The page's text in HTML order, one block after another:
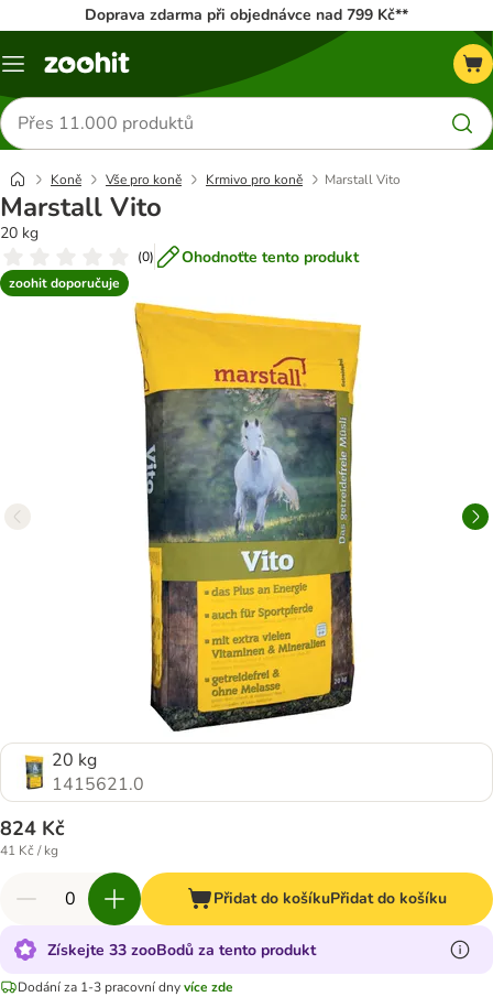
Doprava zdarma při objednávce nad 799 Kč**
Menu
Hledat
produkty
Koně Vše pro koně Krmivo pro koně Marstall Vito
Marstall Vito
20 kg
(0) Ohodnoťte tento produkt
zoohit doporučuje
20 kg
1415621.0
824 Kč
41 Kč / kg
Přidat do košíkuPřidat do košíku
Získejte 33 zooBodů za tento produkt
Dodání za 1-3 pracovní dnyvíce zde